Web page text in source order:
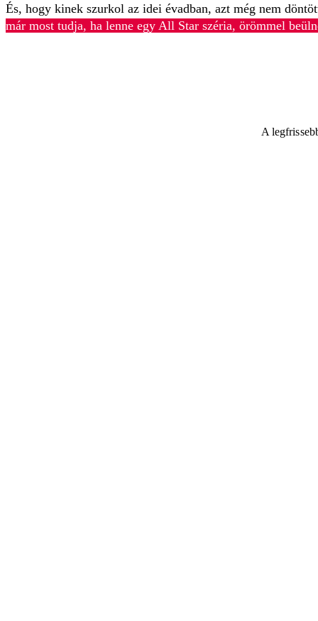
És, hogy kinek szurkol az idei évadban, azt még nem
már most tudja, ha lenne egy All Star széria, örömmel
A